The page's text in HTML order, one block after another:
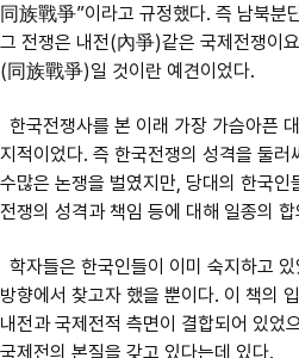
同族戰爭”이라고 규정했다. 즉 남북분
그 전쟁은 내전(內爭)같은 국제전쟁이
(同族戰爭)일 것이란 예견이었다.
한국전쟁사를 본 이래 가장 가슴아픈
지적이었다. 즉 한국전쟁의 성격을 둘러
수많은 논쟁을 벌였지만, 당대의 한국인
전쟁의 성격과 책임 등에 대해 일종의
학자들은 한국인들이 이미 숙지하고
방향에서 찾고자 했을 뿐이다. 이 책의
내전과 국제전적 측면이 결합되어 있었
국제전의 본질을 갖고 있다는데 있다.